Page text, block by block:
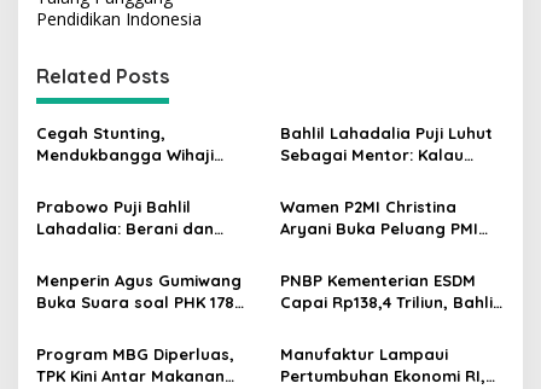
t
a
v
i
a
i
n
Pendidikan Indonesia
Related Posts
Cegah Stunting,
Mendukbangga Wihaji
Bantu Rumah Layak Huni
Bahlil Lahadalia Puji Luhut
Sebagai Mentor: Kalau
Ajaran Beliau
Prabowo Puji Bahlil
Lahadalia: Berani dan
88–89
Wamen P2MI Christina
Aryani Buka Peluang PMI
dan Syaratnya
Menperin Agus Gumiwang
Buka Suara soal PHK 178
Industries
PNBP Kementerian ESDM
Capai Rp138,4 Triliun, Bahlil
Akuntabilitas
Program MBG Diperluas,
TPK Kini Antar Makanan
Manufaktur Lampaui
Pertumbuhan Ekonomi RI,